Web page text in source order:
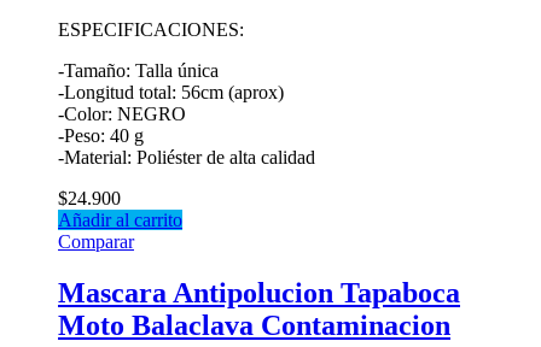
ESPECIFICACIONES:
-Tamaño: Talla única
-Longitud total: 56cm (aprox)
-Color: NEGRO
-Peso: 40 g
-Material: Poliéster de alta calidad
$24.900
Añadir al carrito
Comparar
Mascara Antipolucion Tapaboca
Moto Balaclava Contaminacion